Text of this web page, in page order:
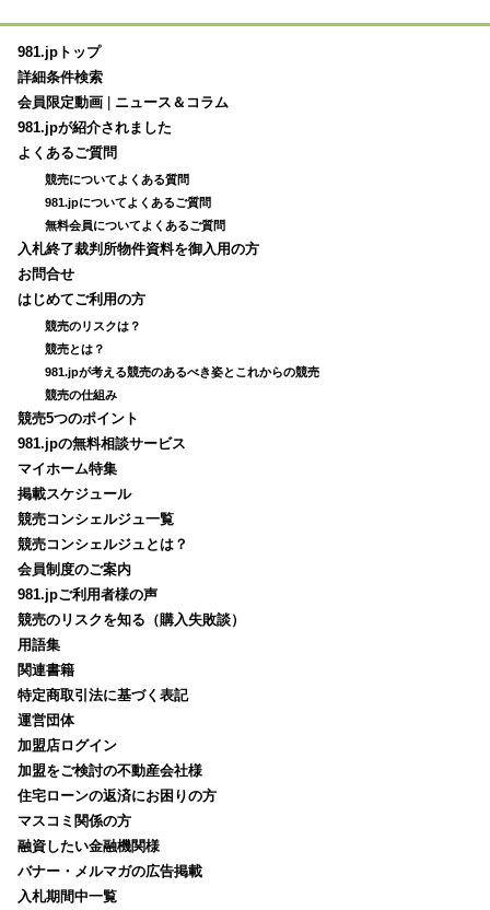
981.jpトップ
詳細条件検索
会員限定動画
ニュース＆コラム
981.jpが紹介されました
よくあるご質問
競売についてよくある質問
981.jpについてよくあるご質問
無料会員についてよくあるご質問
入札終了裁判所物件資料を御入用の方
お問合せ
はじめてご利用の方
競売のリスクは？
競売とは？
981.jpが考える競売のあるべき姿とこれからの競売
競売の仕組み
競売5つのポイント
981.jpの無料相談サービス
マイホーム特集
掲載スケジュール
競売コンシェルジュ一覧
競売コンシェルジュとは？
会員制度のご案内
981.jpご利用者様の声
競売のリスクを知る（購入失敗談）
用語集
関連書籍
特定商取引法に基づく表記
運営団体
加盟店ログイン
加盟をご検討の不動産会社様
住宅ローンの返済にお困りの方
マスコミ関係の方
融資したい金融機関様
バナー・メルマガの広告掲載
入札期間中一覧